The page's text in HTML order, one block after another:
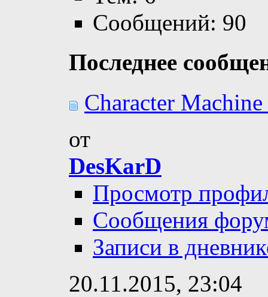
Сообщений: 90
Последнее
Character
от
DesKarD
Просмотр
Сообщения
Записи в
20.11.2015, 23:04